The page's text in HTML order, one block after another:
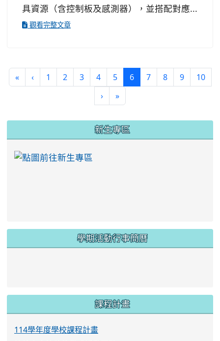
具資源（含控制板及感測器），並搭配對應...
觀看完整文章
« ‹ 1 2 3 4 5 6(current)
7 8 9
10
›
»
新生專區
學期活動行事簡曆
課程計畫
114學年度學校課程計畫